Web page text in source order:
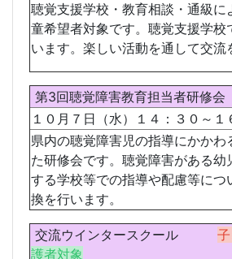
聴覚支援学校・教育相談・通級に
童希望者対象です。聴覚支援学校
います。楽しい活動を通して交流
第3回聴覚障害教育担当者研修
１０月７日（水）１４：３０～１
県内の聴覚障害児の指導にかかわ
た研修会です。聴覚障害がある幼
する学校等での指導や配慮等につ
換を行います。
交流ウインタースクール
護者対象